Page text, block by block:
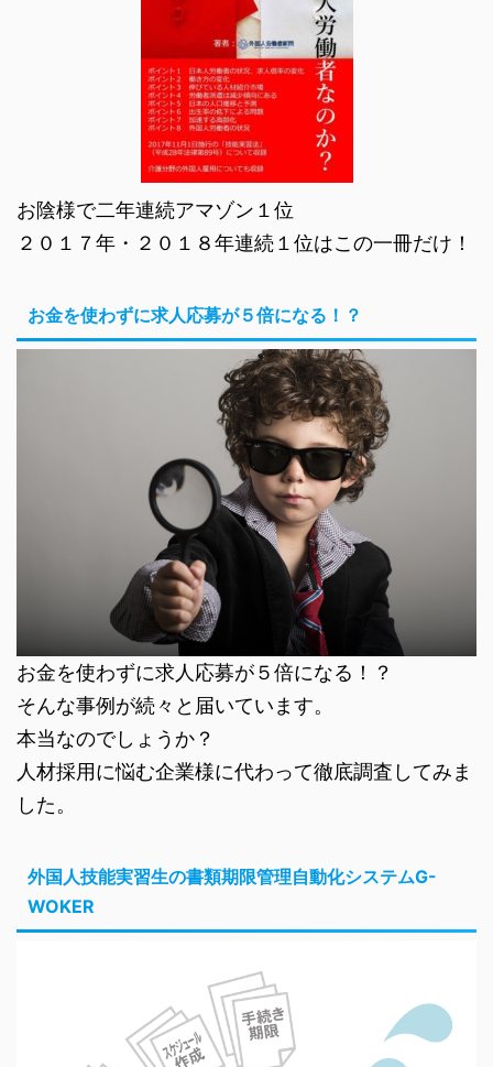
お陰様で二年連続アマゾン１位
２０１７年・２０１８年連続１位はこの一冊だけ！
お金を使わずに求人応募が５倍になる！？
お金を使わずに求人応募が５倍になる！？
そんな事例が続々と届いています。
本当なのでしょうか？
人材採用に悩む企業様に代わって徹底調査してみま
した。
外国人技能実習生の書類期限管理自動化システムG-
WOKER